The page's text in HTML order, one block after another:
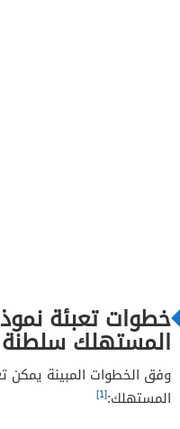
خطوات تعبئة
المستهلك
وفق الخطوات المبينة
المستهلك:[1]